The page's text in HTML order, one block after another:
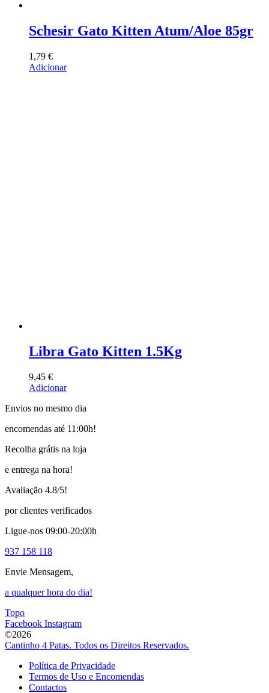
Schesir Gato Kitten Atum/Aloe 85gr
1,79 €
Adicionar
Libra Gato Kitten 1.5Kg
9,45 €
Adicionar
Envios no mesmo dia
encomendas até 11:00h!
Recolha grátis na loja
e entrega na hora!
Avaliação 4.8/5!
por clientes verificados
Ligue-nos 09:00-20:00h
937 158 118
Envie Mensagem,
a qualquer hora do dia!
Topo
Facebook Instagram
©2026
Cantinho 4 Patas. Todos os Direitos Reservados.
Política de Privacidade
Termos de Uso e Encomendas
Contactos